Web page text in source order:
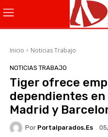
Inicio Noticias Trabajo
NOTICIAS TRABAJO
Tiger ofrece
dependientes
Madrid y
Por Portalparados.es